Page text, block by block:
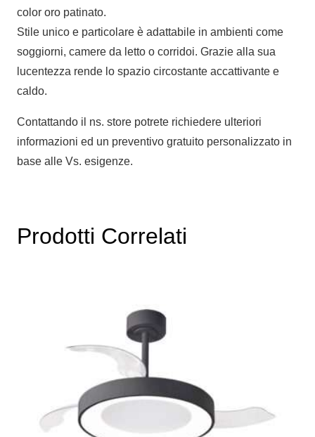
color oro patinato.
Stile unico e particolare è adattabile in ambienti come
soggiorni, camere da letto o corridoi. Grazie alla sua
lucentezza rende lo spazio circostante accattivante e
caldo.
Contattando il ns. store potrete richiedere ulteriori
informazioni ed un preventivo gratuito personalizzato in
base alle Vs. esigenze.
Prodotti Correlati